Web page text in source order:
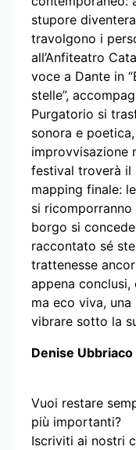
stupore
travolgono i
all’Anfiteatro
voce a Dante in
stelle”,
Purgatorio si
sonora e
improvvisazione
festival troverà il
mapping finale:
si
borgo si
raccontato sé
trattenesse
appena conclusi,
ma eco viva,
vibrare sotto la
Denise Ubbriaco
Vuoi restare
più importanti?
Iscriviti ai nostri